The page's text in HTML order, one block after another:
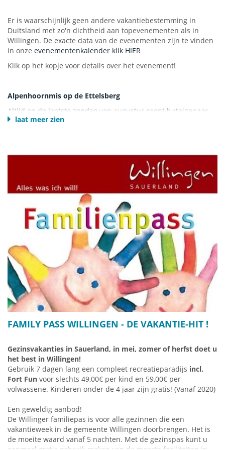
Ettelsberg-kabelbaan
Zur Hoppecke 5
34508 Willingen (Upland)
Telefon: +49 (0)5632-969820
Email: info[at]ettelsberg-seilbahn.de
Er is waarschijnlijk geen andere vakantiebestemming in
Duitsland met zo'n dichtheid aan topevenementen als in
Willingen. De exacte data van de evenementen zijn te vinden
in onze evenementenkalender klik HIER
Klik op het kopje voor details over het evenement!
Alpenhoornmis op de Ettelsberg
Altijd op de laatste zondag van augustus roept huteigenaar
Siggi de alpenhoornbeurs op de Ettelsberg in Willingen op.
katholieke predikant, enkele duizenden bezoekers, evenals
alpenhoornclubs uit de Alpen en muziekgroepen uit heel
Europa. Na de kermis spelen ze sfeervol vanaf het dak van de
Ettelsberghut. De alpenhoornmis is inmiddels een bijzonder
soort "pelgrimstocht" geworden - aanvankelijk contemplatief
en later cult!
Bike-Week Willingen - (Harley-Davidson motorcycle
meeting)
Sinds 2016 wordt erelk jaar in het tweede weekend van juli
(do-zo) in Willingen een heel bijzonder motorevenement
gehouden. Onlangs maakten meer dan 15.000 Harley
Davidson-freaks en bezoekers het spektakel tot de grootste
Harley-ontmoeting tussen Hamburg en Faaker See (A).
Er zijndrie open-air podiaen een grote tentmet coole live
verkoopstands voor alle technische, optische en
kledingaccessoires, die het hart van elke Harley-fan sneller
doen kloppen.
Wees niet bang voor de wilde jongens - ditgratis hapje
ervaring, zelfs voor welkome toeschouwers zonder motor -
dus laten we naar Willingen gaan voor Bike Week!
Mountainbike-Festival Willingen
laat meer zien
FAMILY PASS WILLINGEN - DE VAKANTIE-HIT !
Gezinsvakanties in Sauerland, in mei, zomer of herfst doet u
het best in Willingen!
Gebruik 7 dagen lang een compleet recreatieparadijs incl.
Fort Fun voor slechts 49,00€ per kind en 59,00€ per
volwassene. Kinderen onder de 4 jaar zijn gratis! (Vanaf 2020)
Een geweldig aanbod!
De Willinger familiepas is voor alle gezinnen die een
vakantieweek in de gemeente Willingen doorbrengen. Het is
de moeite waard vanaf 5 nachten. Met de gezinspas kunt u